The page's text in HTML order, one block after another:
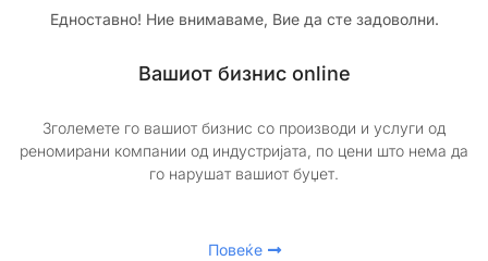
Едноставно! Ние внимаваме, Вие да сте задоволни.
Вашиот бизнис online
Зголемете го вашиот бизнис со производи и услуги од
реномирани компании од индустријата, по цени што нема да
го нарушат вашиот буџет.
Повеќе